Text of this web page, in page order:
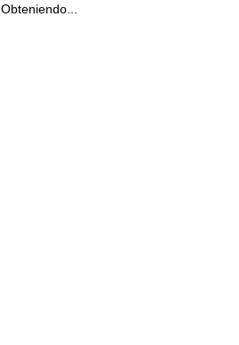
Obteniendo...